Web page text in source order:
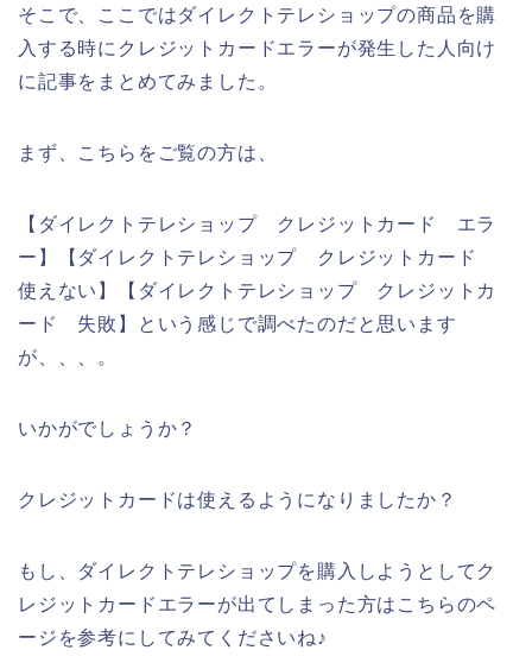
そこで、ここではダイレクトテレショップの商品を購
入する時にクレジットカードエラーが発生した人向け
に記事をまとめてみました。
まず、こちらをご覧の方は、
【ダイレクトテレショップ クレジットカード エラ
ー】【ダイレクトテレショップ クレジットカード
使えない】【ダイレクトテレショップ クレジットカ
ード 失敗】という感じで調べたのだと思います
が、、、。
いかがでしょうか？
クレジットカードは使えるようになりましたか？
もし、ダイレクトテレショップを購入しようとしてク
レジットカードエラーが出てしまった方はこちらのペ
ージを参考にしてみてくださいね♪